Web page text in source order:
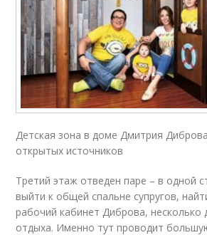
Детская зона в доме Дмитрия
открытых источников
Третий этаж отведен паре – в одной
выйти к общей спальне супругов,
рабочий кабинет Диброва, несколько
отдыха. Именно тут проводит